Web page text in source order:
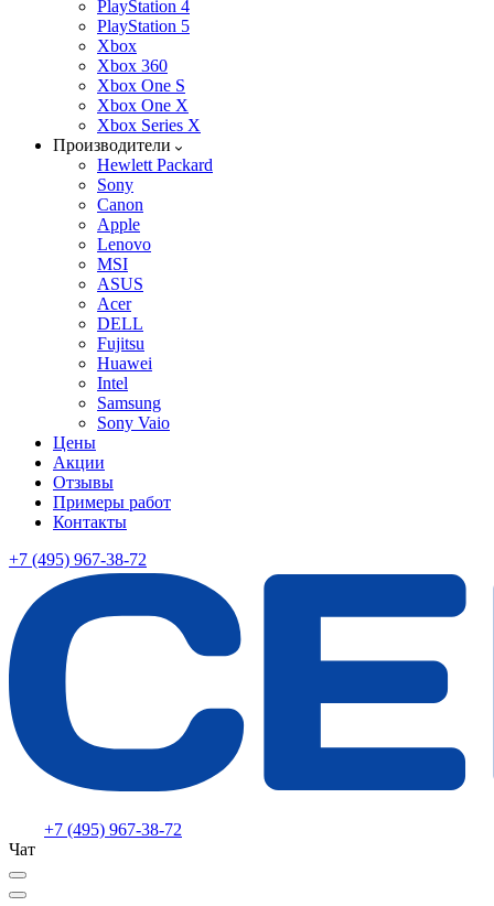
PlayStation 4
PlayStation 5
Xbox
Xbox 360
Xbox One S
Xbox One X
Xbox Series X
Производители
Hewlett Packard
Sony
Canon
Apple
Lenovo
MSI
ASUS
Acer
DELL
Fujitsu
Huawei
Intel
Samsung
Sony Vaio
Цены
Акции
Отзывы
Примеры работ
Контакты
+7 (495) 967-38-72
+7 (495) 967-38-72
Чат